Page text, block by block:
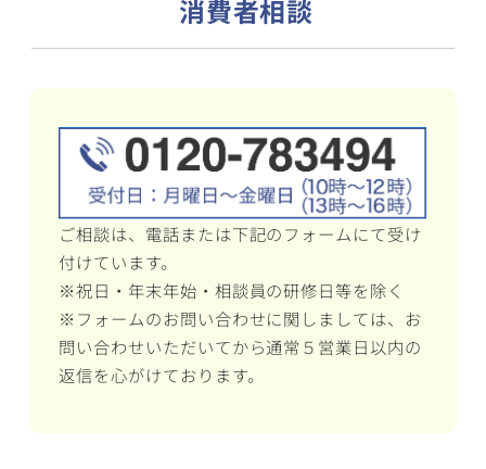
消費者相談
ご相談は、電話または下記のフォームにて受け
付けています。
※祝日・年末年始・相談員の研修日等を除く
※フォームのお問い合わせに関しましては、お
問い合わせいただいてから通常５営業日以内の
返信を心がけております。